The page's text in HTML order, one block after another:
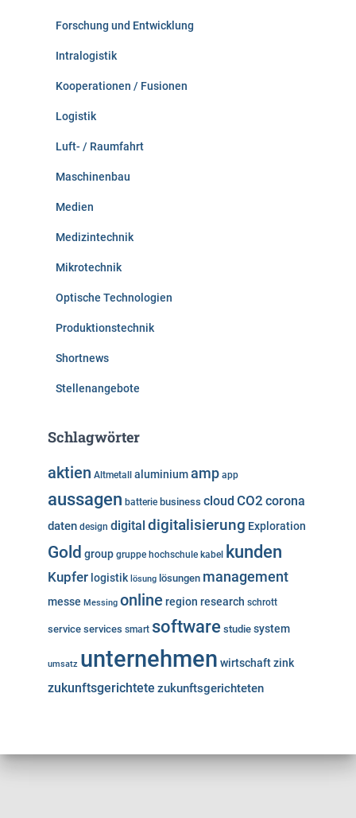
Forschung und Entwicklung
Intralogistik
Kooperationen / Fusionen
Logistik
Luft- / Raumfahrt
Maschinenbau
Medien
Medizintechnik
Mikrotechnik
Optische Technologien
Produktionstechnik
Shortnews
Stellenangebote
Schlagwörter
aktien Altmetall aluminiumamp app
aussagen batterie business cloud CO2 corona
daten design digital digitalisierung Exploration
Gold group gruppe hochschule kabel kunden
Kupfer logistik lösung lösungen management
messe Messing online region research schrott
service services smart software studie system
umsatz unternehmen wirtschaftzink
zukunftsgerichtete zukunftsgerichteten